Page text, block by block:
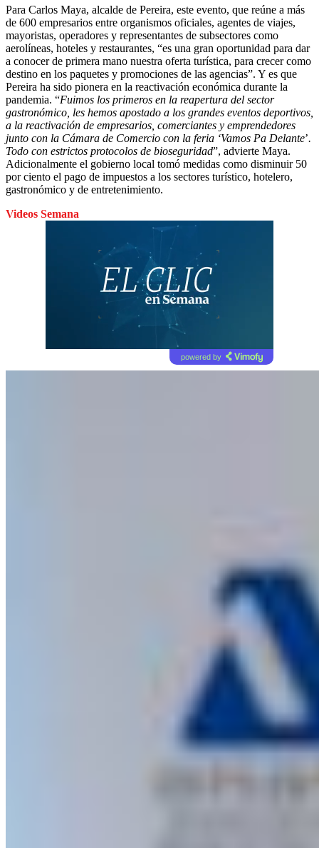
Para Carlos Maya, alcalde de Pereira, este evento, que reúne a más
de 600 empresarios entre organismos oficiales, agentes de viajes,
mayoristas, operadores y representantes de subsectores como
aerolíneas, hoteles y restaurantes, “es una gran oportunidad para dar
a conocer de primera mano nuestra oferta turística, para crecer como
destino en los paquetes y promociones de las agencias”. Y es que
Pereira ha sido pionera en la reactivación económica durante la
pandemia. “Fuimos los primeros en la reapertura del sector
gastronómico, les hemos apostado a los grandes eventos deportivos,
a la reactivación de empresarios, comerciantes y emprendedores
junto con la Cámara de Comercio con la feria ‘Vamos Pa Delante’.
Todo con estrictos protocolos de bioseguridad”, advierte Maya.
Adicionalmente el gobierno local tomó medidas como disminuir 50
por ciento el pago de impuestos a los sectores turístico, hotelero,
gastronómico y de entretenimiento.
Videos Semana
powered by